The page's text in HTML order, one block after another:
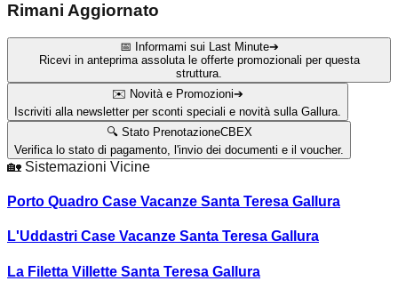
Rimani Aggiornato
📅 Informami sui Last Minute➔
Ricevi in anteprima assoluta le offerte promozionali per questa
struttura.
✉️ Novità e Promozioni➔
Iscriviti alla newsletter per sconti speciali e novità sulla Gallura.
🔍 Stato PrenotazioneCBEX
Verifica lo stato di pagamento, l'invio dei documenti e il voucher.
🏡 Sistemazioni Vicine
Porto Quadro Case Vacanze Santa Teresa Gallura
L'Uddastri Case Vacanze Santa Teresa Gallura
La Filetta Villette Santa Teresa Gallura